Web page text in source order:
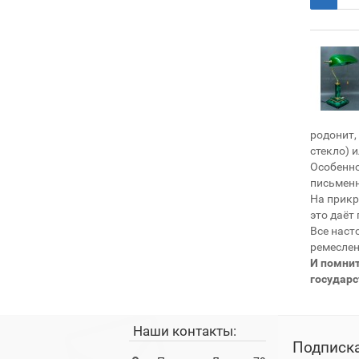
стекло)
На
это
Все
И
Наши контакты: